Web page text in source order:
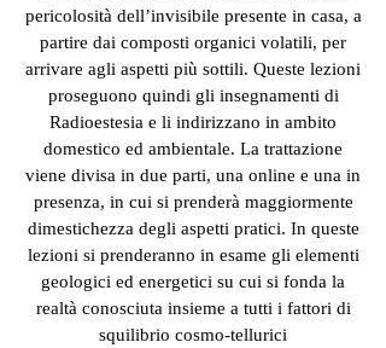
pericolosità dell’invisibile presente in casa, a
partire dai composti organici volatili, per
arrivare agli aspetti più sottili. Queste lezioni
proseguono quindi gli insegnamenti di
Radioestesia e li indirizzano in ambito
domestico ed ambientale. La trattazione
viene divisa in due parti, una online e una in
presenza, in cui si prenderà maggiormente
dimestichezza degli aspetti pratici. In queste
lezioni si prenderanno in esame gli elementi
geologici ed energetici su cui si fonda la
realtà conosciuta insieme a tutti i fattori di
squilibrio cosmo-tellurici